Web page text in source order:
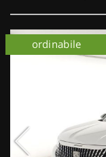
ordinabile